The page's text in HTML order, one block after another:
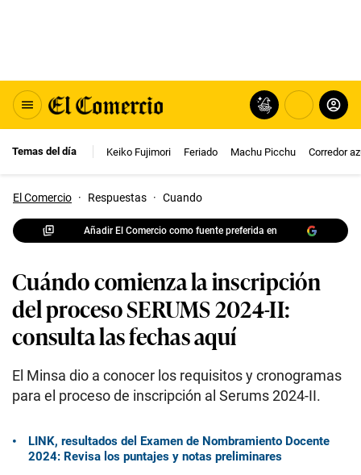
Temas del día Keiko Fujimori Feriado Machu Picchu Corredor
El Comercio · Respuestas · Cuando
Añadir El Comercio como fuente preferida en
Cuándo comienza la inscripción
del proceso SERUMS 2024-II:
consulta las fechas aquí
El Minsa dio a conocer los requisitos y cronogramas
para el proceso de inscripción al Serums 2024-II.
LINK, resultados del Examen de Nombramiento Docente
2024: Revisa los puntajes y notas preliminares